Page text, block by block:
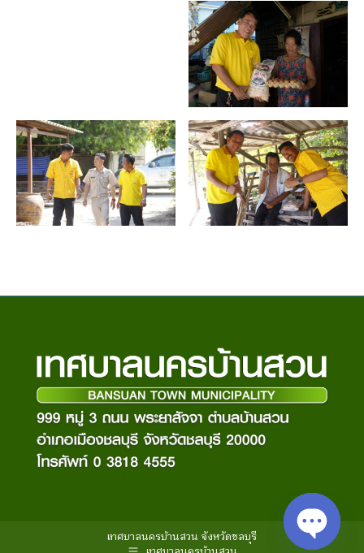
เทศบาลนครบ้านสวน จังหวัดชลบุรี